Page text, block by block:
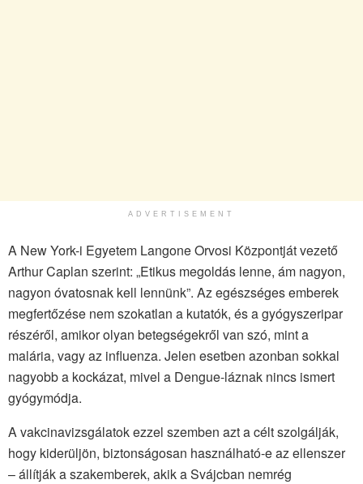
ADVERTISEMENT
A New York-i Egyetem Langone Orvosi Központját vezető
Arthur Caplan szerint: „Etikus megoldás lenne, ám nagyon,
nagyon óvatosnak kell lennünk”. Az egészséges emberek
megfertőzése nem szokatlan a kutatók, és a gyógyszeripar
részéről, amikor olyan betegségekről van szó, mint a
malária, vagy az influenza. Jelen esetben azonban sokkal
nagyobb a kockázat, mivel a Dengue-láznak nincs ismert
gyógymódja.
A vakcinavizsgálatok ezzel szemben azt a célt szolgálják,
hogy kiderüljön, biztonságosan használható-e az ellenszer
– állítják a szakemberek, akik a Svájcban nemrég